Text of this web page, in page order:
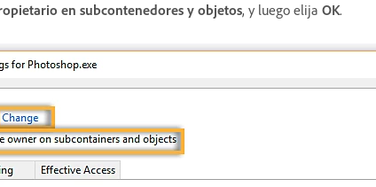
en subcontenedores y objetos, y luego elija OK.